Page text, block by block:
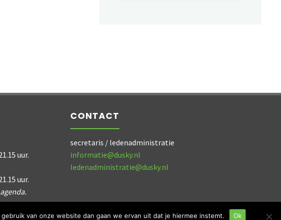
uur.
uur.
CONTACT
secretaris / ledenadministratie
informatie@dusky.nl
ledenadministratie@dusky.nl
van onze website dan gaan we ervan uit dat je hiermee instemt. Ok